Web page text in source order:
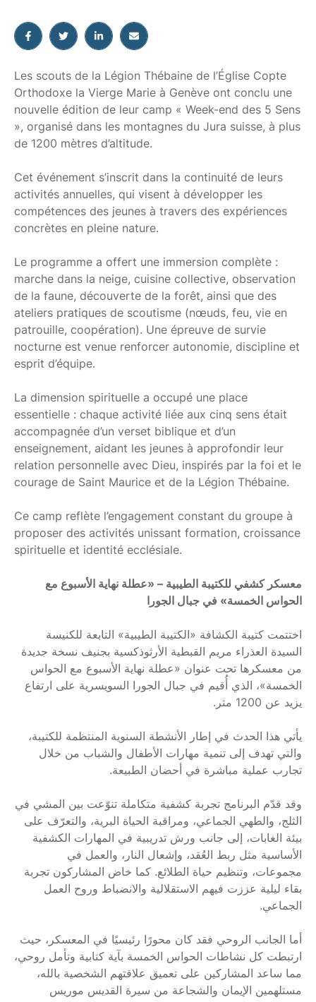
Les scouts de la Légion Thébaine de l’Église Copte
Orthodoxe la Vierge Marie à Genève ont conclu une
nouvelle édition de leur camp « Week-end des 5 Sens
», organisé dans les montagnes du Jura suisse, à plus
de 1200 mètres d’altitude.
Cet événement s’inscrit dans la continuité de leurs
activités annuelles, qui visent à développer les
compétences des jeunes à travers des expériences
concrètes en pleine nature.
Le programme a offert une immersion complète :
marche dans la neige, cuisine collective, observation
de la faune, découverte de la forêt, ainsi que des
ateliers pratiques de scoutisme (nœuds, feu, vie en
patrouille, coopération). Une épreuve de survie
nocturne est venue renforcer autonomie, discipline et
esprit d’équipe.
La dimension spirituelle a occupé une place
essentielle : chaque activité liée aux cinq sens était
accompagnée d’un verset biblique et d’un
enseignement, aidant les jeunes à approfondir leur
relation personnelle avec Dieu, inspirés par la foi et le
courage de Saint Maurice et de la Légion Thébaine.
Ce camp reflète l’engagement constant du groupe à
proposer des activités unissant formation, croissance
spirituelle et identité ecclésiale.
معسكر كشفي للكتيبة الطيبية – «عطلة نهاية الأسبوع مع
الحواس الخمسة» في جبال الجورا
اختتمت كتيبة الكشافة «الكتيبة الطيبية» التابعة للكنيسة
السيدة العذراء مريم القبطية الأرثوذكسية بجنيف نسخة جديدة
من معسكرها تحت عنوان «عطلة نهاية الأسبوع مع الحواس
الخمسة»، الذي أُقيم في جبال الجورا السويسرية على ارتفاع
يزيد عن 1200 متر.
يأتي هذا الحدث في إطار الأنشطة السنوية المنتظمة للكتيبة،
والتي تهدف إلى تنمية مهارات الأطفال والشباب من خلال
تجارب عملية مباشرة في أحضان الطبيعة.
وقد قدّم البرنامج تجربة كشفية متكاملة تنوّعت بين المشي في
الثلج، والطهي الجماعي، ومراقبة الحياة البرية، والتعرّف على
بيئة الغابات، إلى جانب ورش تدريبية في المهارات الكشفية
الأساسية مثل ربط العُقد، وإشعال النار، والعمل في
مجموعات، وتنظيم حياة الطلائع. كما خاض المشاركون تجربة
بقاء ليلية عززت فيهم الاستقلالية والانضباط وروح العمل
الجماعي.
أما الجانب الروحي فقد كان محورًا رئيسيًا في المعسكر، حيث
ارتبطت كل نشاطات الحواس الخمسة بآية كتابية وتأمل روحي،
مما ساعد المشاركين على تعميق علاقتهم الشخصية بالله،
مستلهمين الإيمان والشجاعة من سيرة القديس موريس